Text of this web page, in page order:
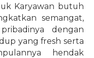
Karyawan butuh
semangat,
dengan
yang fresh serta
hendak